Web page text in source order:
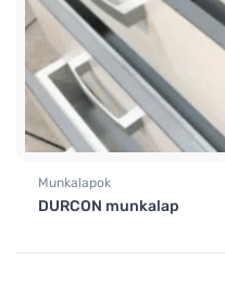
Munkalapok
DURCON munkalap